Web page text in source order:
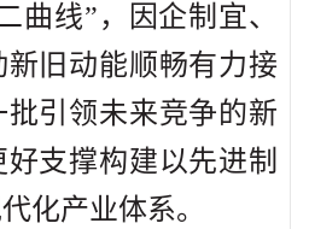
曲线”，因企制宜、
旧动能顺畅有力接
引领未来竞争的新
支撑构建以先进制
化产业体系。